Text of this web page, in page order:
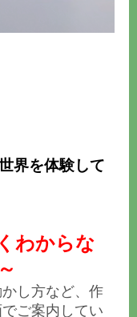
界を体験して
わからな
し方など、作
ご案内してい